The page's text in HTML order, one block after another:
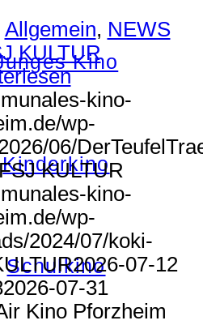
Kino
Kinderkino
Schulkino
Allgemein, NEWS
KULTUR
kino-
wp-
06/
FSJ KULTUR
kino-
wp-
2024/07/koki-
2026-07-12
2026-07-31
Kino Pforzheim